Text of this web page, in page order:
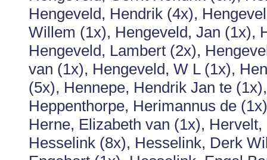
Hengeveld, Hendrik (4x),
Willem (1x), Hengeveld, Jan (1x),
Hengeveld, Lambert (2x),
van (1x), Hengeveld, W L (1x),
(5x), Hennepe, Hendrik Jan te
Heppenthorpe, Herimannus de
Herne, Elizabeth van (1x),
Hesselink (8x), Hesselink, Derk